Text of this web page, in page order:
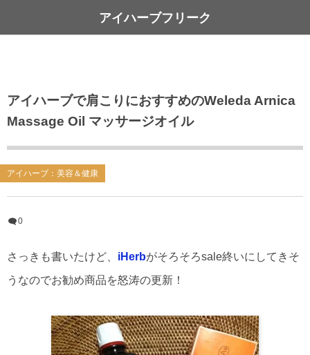
アイハーブフリーク
アイハーブで肩こりにおすすめのWeleda Arnica
Massage Oil マッサージオイル
アイハーブ：美容＆健康
0
さっきも書いたけど、 iHerbがそろそろsale終いにしてきそ
うなのでお勧め商品を怒涛の更新！